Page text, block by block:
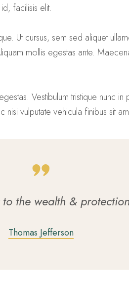
facilisis elit.
Ut cursus, sem sed aliquet
mollis egestas ante.
Vestibulum tristique nunc
vulputate vehicula finibus sit
the wealth &
Thomas Jefferson